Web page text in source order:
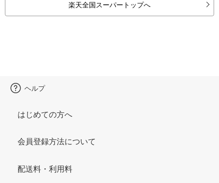
楽天全国スーパートップへ
ヘルプ
はじめての方へ
会員登録方法について
配送料・利用料